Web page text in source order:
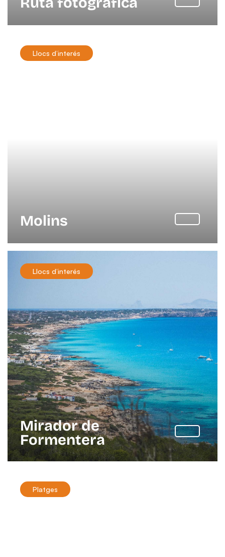
Llocs d’interés
Molins
Llocs d’interés
Mirador de
Formentera
Platges